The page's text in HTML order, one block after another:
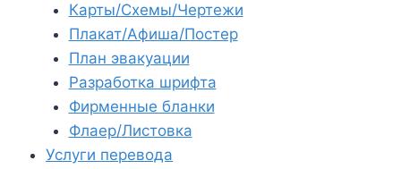
Карты/Схемы/Чертежи
Плакат/Афиша/Постер
План эвакуации
Разработка шрифта
Фирменные бланки
Флаер/Листовка
Услуги перевода